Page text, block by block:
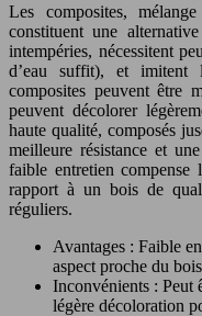
Les composites,
constituent une
intempéries, nécessitent
d’eau suffit), et imitent
composites peuvent être
peuvent décolorer
haute qualité, composés
meilleure résistance et
faible entretien
rapport à un bois de
réguliers.
Avantages : Faible
aspect proche du
Inconvénients : Peut
légère décoloration